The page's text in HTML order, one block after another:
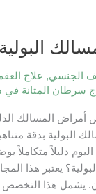
الجنسي, علاج
سرطان المثانة في
المسالك
البولية بدقة
دليلاً
يعتبر هذا
يشمل هذا التخصص